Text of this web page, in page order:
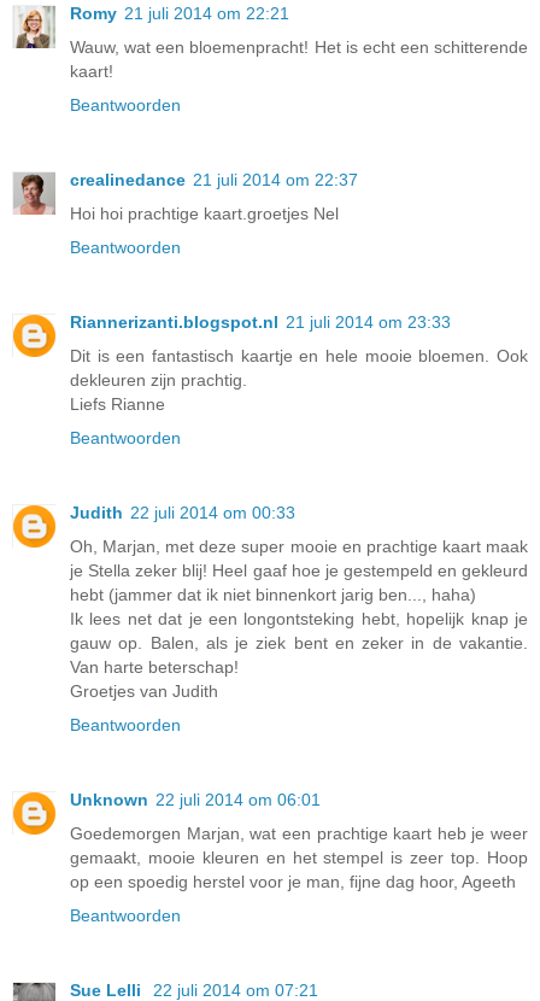
Romy 21 juli 2014 om 22:21
Wauw, wat een bloemenpracht! Het is echt een schitterende
kaart!
Beantwoorden
crealinedance 21 juli 2014 om 22:37
Hoi hoi prachtige kaart.groetjes Nel
Beantwoorden
Riannerizanti.blogspot.nl 21 juli 2014 om 23:33
Dit is een fantastisch kaartje en hele mooie bloemen. Ook
dekleuren zijn prachtig.
Liefs Rianne
Beantwoorden
Judith 22 juli 2014 om 00:33
Oh, Marjan, met deze super mooie en prachtige kaart maak
je Stella zeker blij! Heel gaaf hoe je gestempeld en gekleurd
hebt (jammer dat ik niet binnenkort jarig ben..., haha)
Ik lees net dat je een longontsteking hebt, hopelijk knap je
gauw op. Balen, als je ziek bent en zeker in de vakantie.
Van harte beterschap!
Groetjes van Judith
Beantwoorden
Unknown 22 juli 2014 om 06:01
Goedemorgen Marjan, wat een prachtige kaart heb je weer
gemaakt, mooie kleuren en het stempel is zeer top. Hoop
op een spoedig herstel voor je man, fijne dag hoor, Ageeth
Beantwoorden
Sue Lelli
22 juli 2014 om 07:21